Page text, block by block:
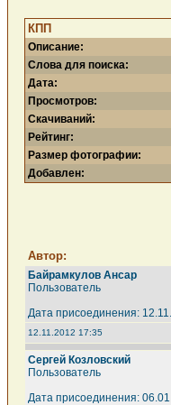
КПП
Описание:
Слова для поиска:
Дата:
Просмотров:
Скачиваний:
Рейтинг:
Размер фотографии:
Добавлен:
Автор:
Байрамкулов Ансар
Пользователь
Дата присоединения:
12.11.2012 17:35
Сергей Козловский
Пользователь
Дата присоединения: